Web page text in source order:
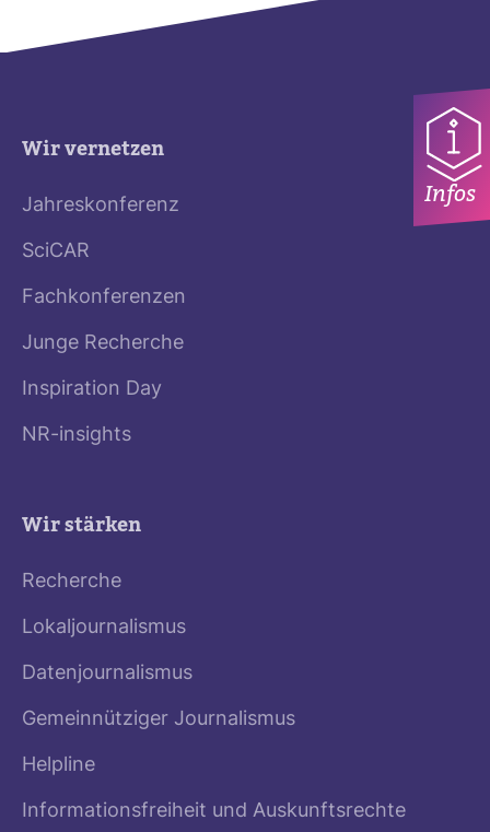
Infos
Wir vernetzen
Jahreskonferenz
SciCAR
Fachkonferenzen
Junge Recherche
Inspiration Day
NR-insights
Wir stärken
Recherche
Lokaljournalismus
Datenjournalismus
Gemeinnütziger Journalismus
Helpline
Informationsfreiheit und Auskunftsrechte